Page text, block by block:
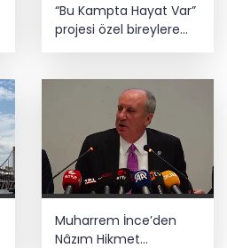
“Bu Kampta Hayat Var”
projesi özel bireylere
Muharrem İnce’den
Nâzım Hikmet